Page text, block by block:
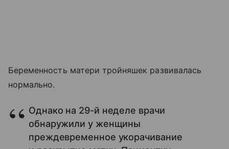
Беременность матери тройняшек развивалась
нормально.
Однако на 29-й неделе врачи
обнаружили у женщины
преждевременное укорачивание